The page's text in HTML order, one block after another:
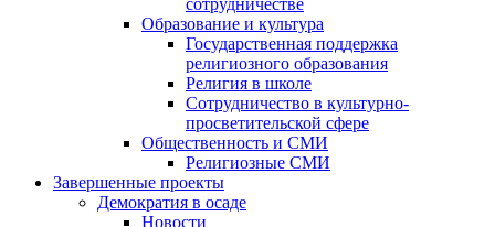
сотрудничестве
Образование и культура
Государственная поддержка
религиозного образования
Религия в школе
Сотрудничество в культурно-
просветительской сфере
Общественность и СМИ
Религиозные СМИ
Завершенные проекты
Демократия в осаде
Новости